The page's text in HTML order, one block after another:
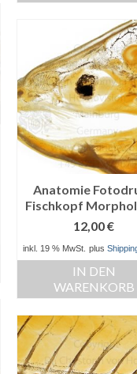
Anatomie
Fischkopf
12,00€
inkl. 19 % MwSt. plus
IN DEN
WARENKORB